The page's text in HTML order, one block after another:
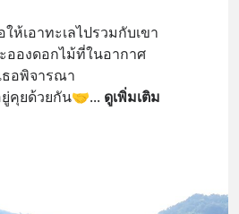
ห้เอาทะเลไปรวมกับเขา
อองดอกไม้ที่ในอากาศ
อพิจารณา
คุยด้วยกัน🤝... ดูเพิ่มเติม